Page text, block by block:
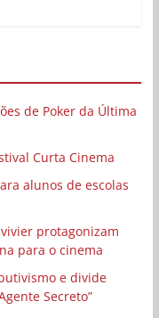
de Poker da Última
Curta Cinema
alunos de escolas
protagonizam
para o cinema
e divide
Secreto”